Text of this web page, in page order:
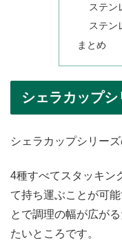
ステン
ステン
まとめ
シェラカップ
シェラカップシリー
4種すべてスタッキン
て持ち運ぶことが可
とで調理の幅が広が
たいところです。